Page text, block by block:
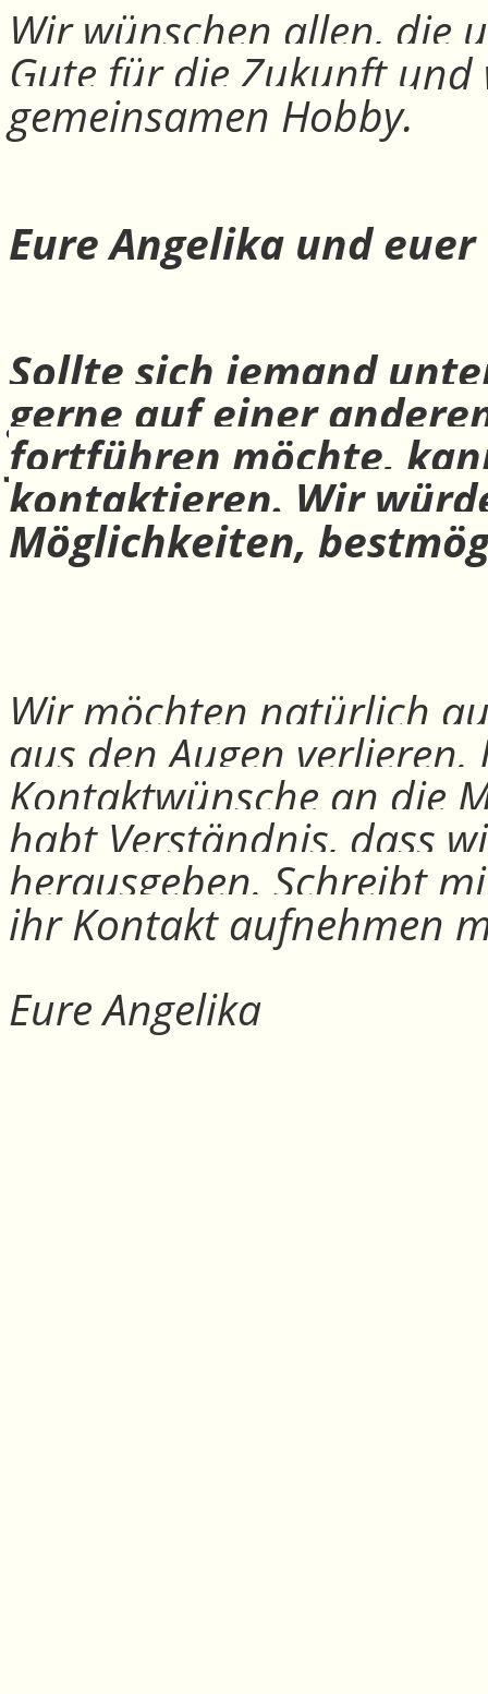
Wir wünschen allen, die
Gute für die Zukunft
gemeinsamen Hobby.
Eure Angelika und
Sollte sich jemand
gerne auf einer
fortführen möchte,
kontaktieren. Wir
Möglichkeiten,
Wir möchten natürlich
aus den Augen
Kontaktwünsche an die
habt Verständnis, dass
herausgeben. Schreibt
ihr Kontakt aufnehmen
Eure Angelika